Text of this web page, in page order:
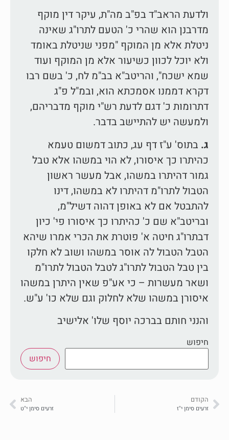
ולדעת הראב"ד בפ"ב מה"ת, עיקר דין מוקף
מדרבנן הוא שהרי כ' הטעם לתרו"ג שאינה
ניטלת אלא מן המוקף "מפני שניטלת באומד
ולא יוכל לכוון כשיעור אלא מן המוקף ועוד
שמא ישכח", והריטב"א בב"מ לח, כ' בשם רבו
דקרא דממנו אסמכתא הוא, ובמ"ל פ"ג
דתרומות כ' דגם לדעת רש"י מוקף מדבריהם,
ולמעשה יש להתיישב בדבר.
ג. בתוס' ע"ז דף עג, כתוב דמשום טעמא
כהיתרו כך איסורו, לא הוי במשהו אלא טבל
גמור דהיתרו במשהו, אבל מעשר ראשון
הטבול לתרו"מ דהיתרו לא במשהו, דינו
להתבטל אם לא באופן דהוה דשיל"מ,
ובריטב"א שם כ' כהיתרו כך איסורו פי' כיון
דבתרו"ג חיטה א' פוטרת את הכרי אמרו שיהא
הטבל הטבול לה אוסר במשהו ושוב לא חלקו
בין טבל הטבול לתרו"ג לטבל הטבול לתרו"מ
ושאר מעשרות – כי אע"פ שאין היתרן במשהו
איסורן במשהו שלא לחלוק וגם שלא כו' ע"ש.
והנני חותם בברכה יוסף שלו' אלישיב
חיפוש
חיפוש
הקודם
זרעים סימן י"ז
הבא
זרעים סימן י"ט